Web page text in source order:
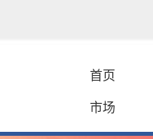
首页
市场